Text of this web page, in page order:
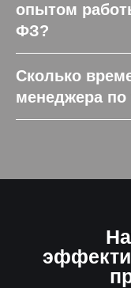
опытом
ФЗ?
Сколько
менеджера по